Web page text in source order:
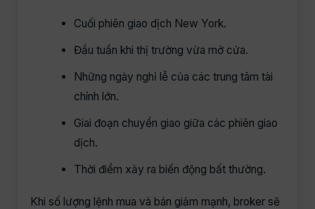
Cuối phiên giao dịch New York.
Đầu tuần khi thị trường vừa mở cửa.
Những ngày nghỉ lễ của các trung tâm tài
chính lớn.
Giai đoạn chuyển giao giữa các phiên giao
dịch.
Thời điểm xảy ra biến động bất thường.
Khi số lượng lệnh mua và bán giảm mạnh, broker sẽ